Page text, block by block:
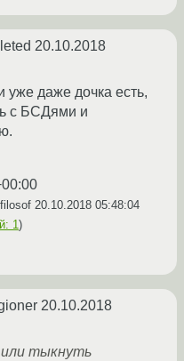
20.10.2018
даже дочка есть,
с БСДями и
20.10.2018 05:48:04
1)
20.10.2018
тыкнуть